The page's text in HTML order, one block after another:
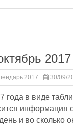
2017
2017 30/09/
года в виде
информация
и во сколько